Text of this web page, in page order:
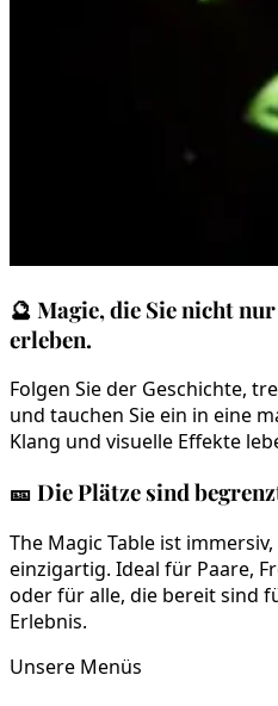
🔮 Magie, die Sie nicht
erleben.
Folgen Sie der Geschichte,
und tauchen Sie ein in eine
Klang und visuelle Effekte
🎫 Die Plätze sind
The Magic Table ist
einzigartig. Ideal für Paare,
oder für alle, die bereit sind
Erlebnis.
Unsere Menüs